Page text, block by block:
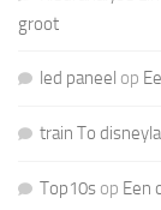
groot
led paneel op
train To
Top10s op Een